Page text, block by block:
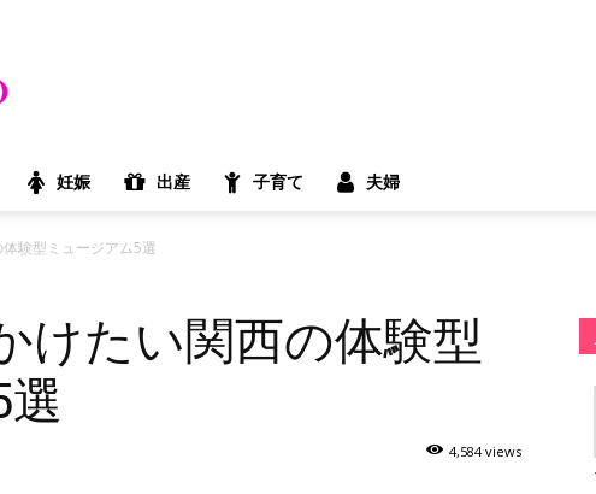
妊娠 出産 子育て 夫婦
験型ミュージアム5選
けたい関西の体験型
4,584 views